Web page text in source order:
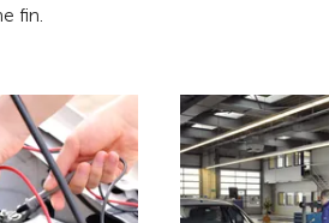
fin.